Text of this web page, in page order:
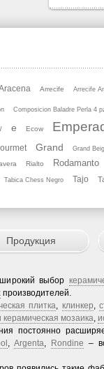
Arrecife Arrecife
Composicion Baladre Perla 4
e Ecow
Grand Grand
Rialto Rodamanto
Tabica Chess Negro Tajo
Продукция
выбор
производителей.
плитка, клинкер,
керамическая мозаика,
постоянно
, Argenta, Rondine –